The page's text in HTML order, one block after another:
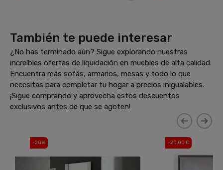
También te puede interesar
¿No has terminado aún? Sigue explorando nuestras
increíbles ofertas de liquidación en muebles de alta calidad.
Encuentra más sofás, armarios, mesas y todo lo que
necesitas para completar tu hogar a precios inigualables.
¡Sigue comprando y aprovecha estos descuentos
exclusivos antes de que se agoten!
-20% -20,00 €